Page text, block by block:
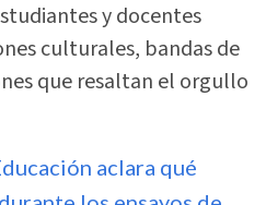
y docentes
culturales, bandas de
que resaltan el orgullo
aclara qué